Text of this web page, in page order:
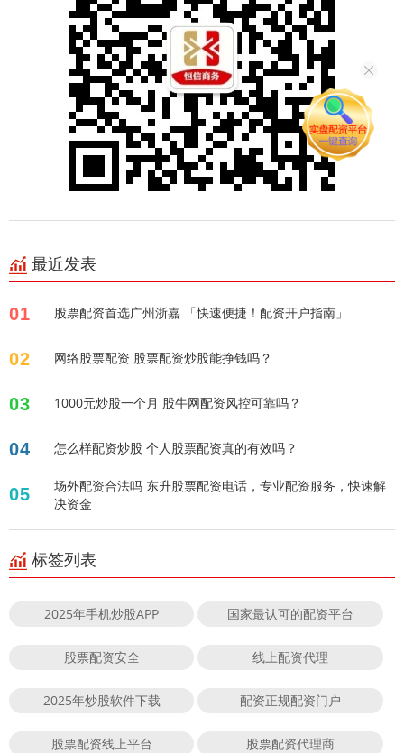
最近发表
01 股票配资首选广州浙嘉 「快速便捷！配资开户指南」
02 网络股票配资 股票配资炒股能挣钱吗？
03 1000元炒股一个月 股牛网配资风控可靠吗？
04 怎么样配资炒股 个人股票配资真的有效吗？
05
场外配资合法吗 东升股票配资电话，专业配资服务，快速解
决资金
标签列表
2025年手机炒股APP 国家最认可的配资平台
股票配资安全 线上配资代理
2025年炒股软件下载 配资正规配资门户
股票配资线上平台 股票配资代理商